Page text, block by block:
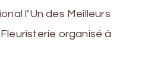
l’Un des Meilleurs
organisé à